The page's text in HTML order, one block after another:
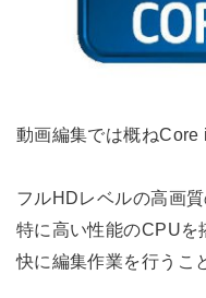
動画編集では概ねCore
フルHDレベルの高画
特に高い性能のCPUを
快に編集作業を行うこ